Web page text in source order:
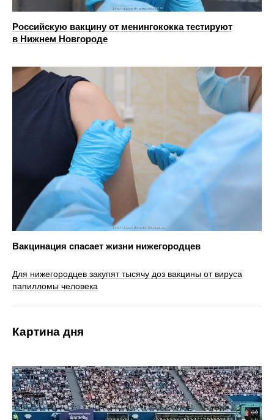
Российскую вакцину от менингококка тестируют
в Нижнем Новгороде
Вакцинация спасает жизни нижегородцев
Для нижегородцев закупят тысячу доз вакцины от вируса
папилломы человека
Картина дня